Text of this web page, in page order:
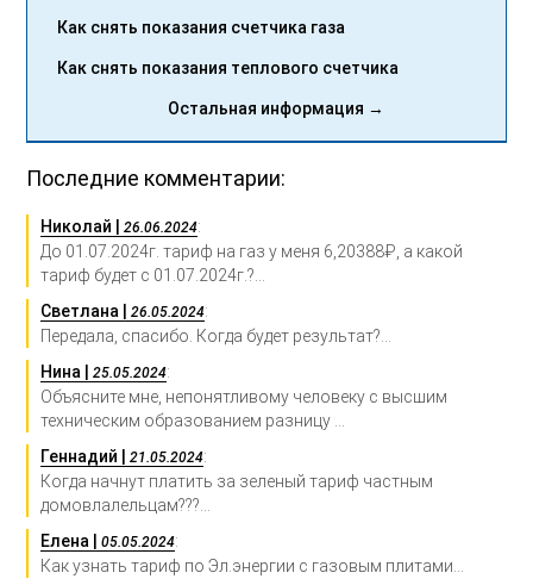
Как снять показания счетчика газа
Как снять показания теплового счетчика
Остальная информация →
Последние комментарии:
Николай |26.06.2024:
До 01.07.2024г. тариф на газ у меня 6,20388₽, а какой
тариф будет с 01.07.2024г.?...
Светлана |26.05.2024:
Передала, спасибо. Когда будет результат?...
Нина |25.05.2024:
Объясните мне, непонятливому человеку с высшим
техническим образованием разницу ...
Геннадий |21.05.2024:
Когда начнут платить за зеленый тариф частным
домовлалельцам???...
Елена |05.05.2024:
Как узнать тариф по Эл.энергии с газовым плитами...